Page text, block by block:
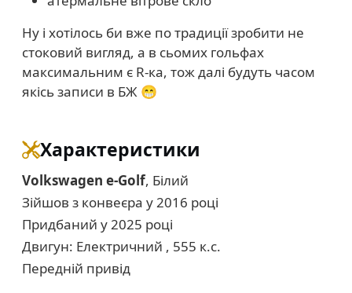
Ну і хотілось би вже по традиції зробити не
стоковий вигляд, а в сьомих гольфах
максимальним є R-ка, тож далі будуть часом
якісь записи в БЖ 😁
Характеристики
Volkswagen e-Golf, Білий
Зійшов з конвеєра у 2016 році
Придбаний у 2025 році
Двигун: Електричний , 555 к.с.
Передній привід